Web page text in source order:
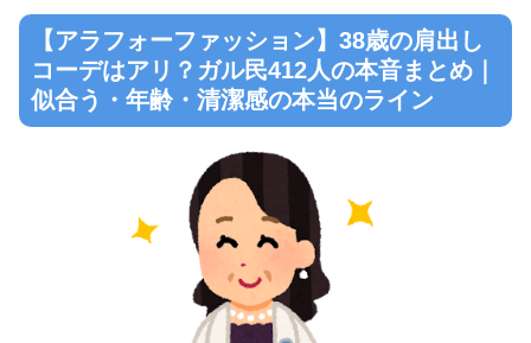
【アラフォーファッション】38歳の肩出し
コーデはアリ？ガル民412人の本音まとめ｜
似合う・年齢・清潔感の本当のライン